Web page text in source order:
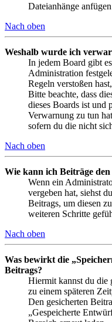
Dateianhänge
Nach oben
Weshalb wurde ich
In jedem Board gibt
Administration
Regeln verstoßen
Bitte beachte, dass
dieses Boards ist und
Verwarnung zu tun
sofern du die nicht
Nach oben
Wie kann ich Beiträge
Wenn ein
vergeben hat, siehst
Beitrags, um diesen
weiteren Schritte
Nach oben
Was bewirkt die
Beitrags?
Hiermit kannst du die
zu einem späteren
Den gesicherten
„Gespeicherte